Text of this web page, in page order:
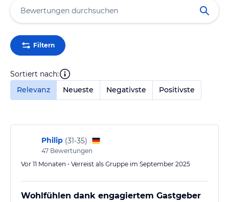
Filtern
Sortiert nach:
Relevanz
Neueste Negativste Positivste
Philip (31-35)
47 Bewertungen
Vor 11 Monaten • Verreist als Gruppe im September 2025
Wohlfühlen dank engagiertem Gastgeber